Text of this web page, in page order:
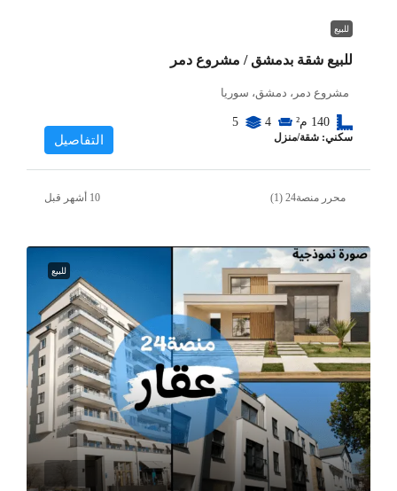
للبيع
للبيع شقة بدمشق / مشروع دمر
مشروع دمر، دمشق، سوريا
140 م² 4
5
سكني: شقة/منزل التفاصيل
محرر منصة24 (1)
للبيع